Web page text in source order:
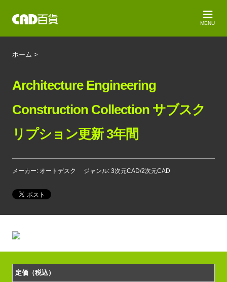
MENU
ホーム >
Architecture Engineering
Construction Collection サブスク
リプション更新 3年間
メーカー: オートデスク ジャンル: 3次元CAD/2次元CAD
定価（税込）